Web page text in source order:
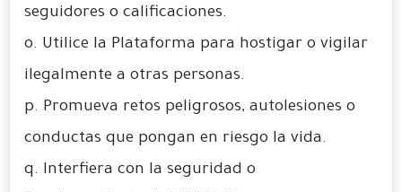
seguidores o calificaciones.
o. Utilice la Plataforma para hostigar o vigilar
ilegalmente a otras personas.
p. Promueva retos peligrosos, autolesiones o
conductas que pongan en riesgo la vida.
q. Interfiera con la seguridad o